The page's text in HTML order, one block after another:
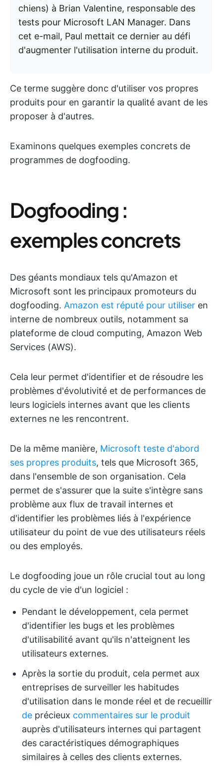
chiens) à Brian Valentine, responsable des
tests pour Microsoft LAN Manager. Dans
cet e-mail, Paul mettait ce dernier au défi
d'augmenter l'utilisation interne du produit.
Ce terme suggère donc d'utiliser vos propres
produits pour en garantir la qualité avant de les
proposer à d'autres.
Examinons quelques exemples concrets de
programmes de dogfooding.
Dogfooding :
exemples concrets
Des géants mondiaux tels qu'Amazon et
Microsoft sont les principaux promoteurs du
dogfooding. Amazon est réputé pour utiliser en
interne de nombreux outils, notamment sa
plateforme de cloud computing, Amazon Web
Services (AWS).
Cela leur permet d'identifier et de résoudre les
problèmes d'évolutivité et de performances de
leurs logiciels internes avant que les clients
externes ne les rencontrent.
De la même manière, Microsoft teste d'abord
ses propres produits, tels que Microsoft 365,
dans l'ensemble de son organisation. Cela
permet de s'assurer que la suite s'intègre sans
problème aux flux de travail internes et
d'identifier les problèmes liés à l'expérience
utilisateur du point de vue des utilisateurs réels
ou des employés.
Le dogfooding joue un rôle crucial tout au long
du cycle de vie d'un logiciel :
Pendant le développement, cela permet
d'identifier les bugs et les problèmes
d'utilisabilité avant qu'ils n'atteignent les
utilisateurs externes.
Après la sortie du produit, cela permet aux
entreprises de surveiller les habitudes
d'utilisation dans le monde réel et de recueillir
de précieux commentaires sur le produit
auprès d'utilisateurs internes qui partagent
des caractéristiques démographiques
similaires à celles des clients externes.